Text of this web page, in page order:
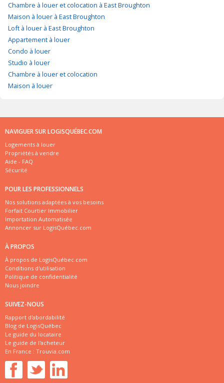
Chambre à louer et colocation à East Broughton
Maison à louer à East Broughton
Loft à louer à East Broughton
Appartement à louer
Condo à louer
Studio à louer
Chambre à louer et colocation
Maison à louer
NAVIGUER SUR LOGISQUÉBEC.COM
Logements à louer
Propriétés à vendre
Aide - FAQ
Sécurité
POUR LES PROFESSIONNELS
Nos solutions adaptées à vos besoins
Forfait Courtier Immobilier
Importation Automatisée
Annoncer sur LogisQuébec.com
À PROPOS
À propos de LogisQuébec.com
Conditions d'utilisation
Politique de confidentialité
Nous joindre
SUIVEZ-NOUS
Rapport d'abordabilité
Blog de LogisQuébec
Le guide du locataire
Le guide de l'acheteur
En France : Trouvia.com